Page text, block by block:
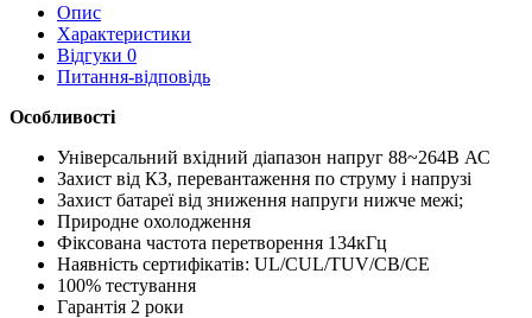
Опис
Характеристики
Відгуки 0
Питання-відповідь
Особливості
Універсальний вхідний діапазон напруг 88~264В АС
Захист від КЗ, перевантаження по струму і напрузі
Захист батареї від зниження напруги нижче межі;
Природне охолодження
Фіксована частота перетворення 134кГц
Наявність сертифікатів: UL/CUL/TUV/CB/CE
100% тестування
Гарантія 2 роки